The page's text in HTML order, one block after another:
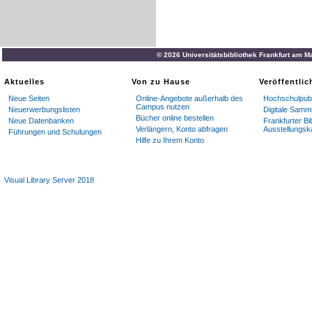
© 2026 Universitätsbibliothek Frankfurt am
Aktuelles
Neue Seiten
Neuerwerbungslisten
Neue Datenbanken
Führungen und Schulungen
Von zu Hause
Online-Angebote außerhalb des
Campus nutzen
Bücher online bestellen
Verlängern, Konto abfragen
Hilfe zu Ihrem Konto
Digitale
Frankfurter
Visual Library Server 2018